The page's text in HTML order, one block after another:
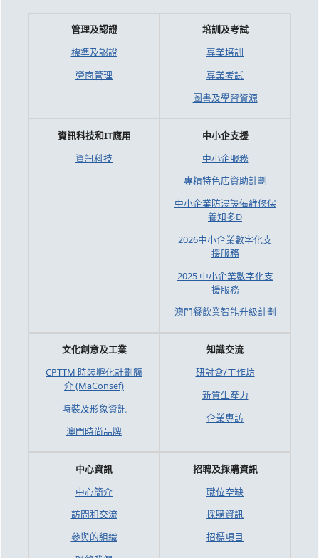
管理及認證
標準及認證
營商管理
培訓及考試
專業培訓
專業考試
圖書及學習資源
資訊科技和IT應用
資訊科技
中小企支援
中小企服務
專精特色店資助計劃
中小企業防浸設備維修保
養知多D
2026中小企業數字化支
援服務
2025 中小企業數字化支
援服務
澳門餐飲業智能升級計劃
文化創意及工業
CPTTM 時裝孵化計劃簡
介 (MaConsef)
時裝及形象資訊
澳門時尚品牌
知識交流
研討會/工作坊
新質生產力
企業專訪
中心資訊
中心簡介
訪問和交流
參與的組織
招聘及採購資訊
職位空缺
採購資訊
招標項目